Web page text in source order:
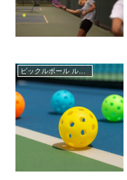
ピックルボール ルール